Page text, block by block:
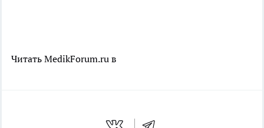
Читать MedikForum.ru в